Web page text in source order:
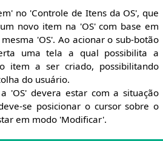
no 'Controle de Itens da OS', que
novo item na 'OS' com base em
'OS'. Ao acionar o sub-botão
uma tela a qual possibilita a
item a ser criado, possibilitando
do usuário.
'OS' devera estar com a situação
se posicionar o cursor sobre o
em modo 'Modificar'.